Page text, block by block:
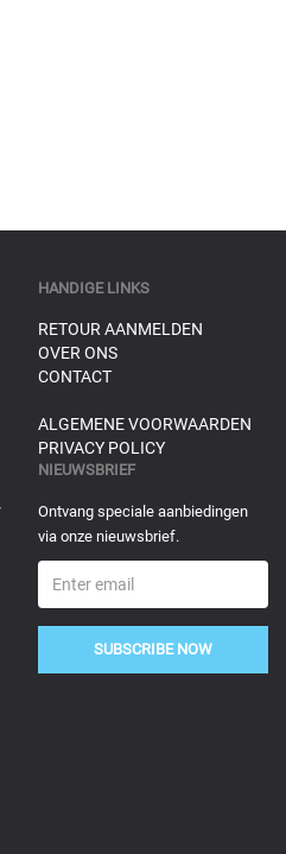
HANDIGE LINKS
RETOUR AANMELDEN
OVER ONS
CONTACT
ALGEMENE VOORWAARDEN
PRIVACY POLICY
NIEUWSBRIEF
Ontvang speciale aanbiedingen
via onze nieuwsbrief.
SUBSCRIBE NOW